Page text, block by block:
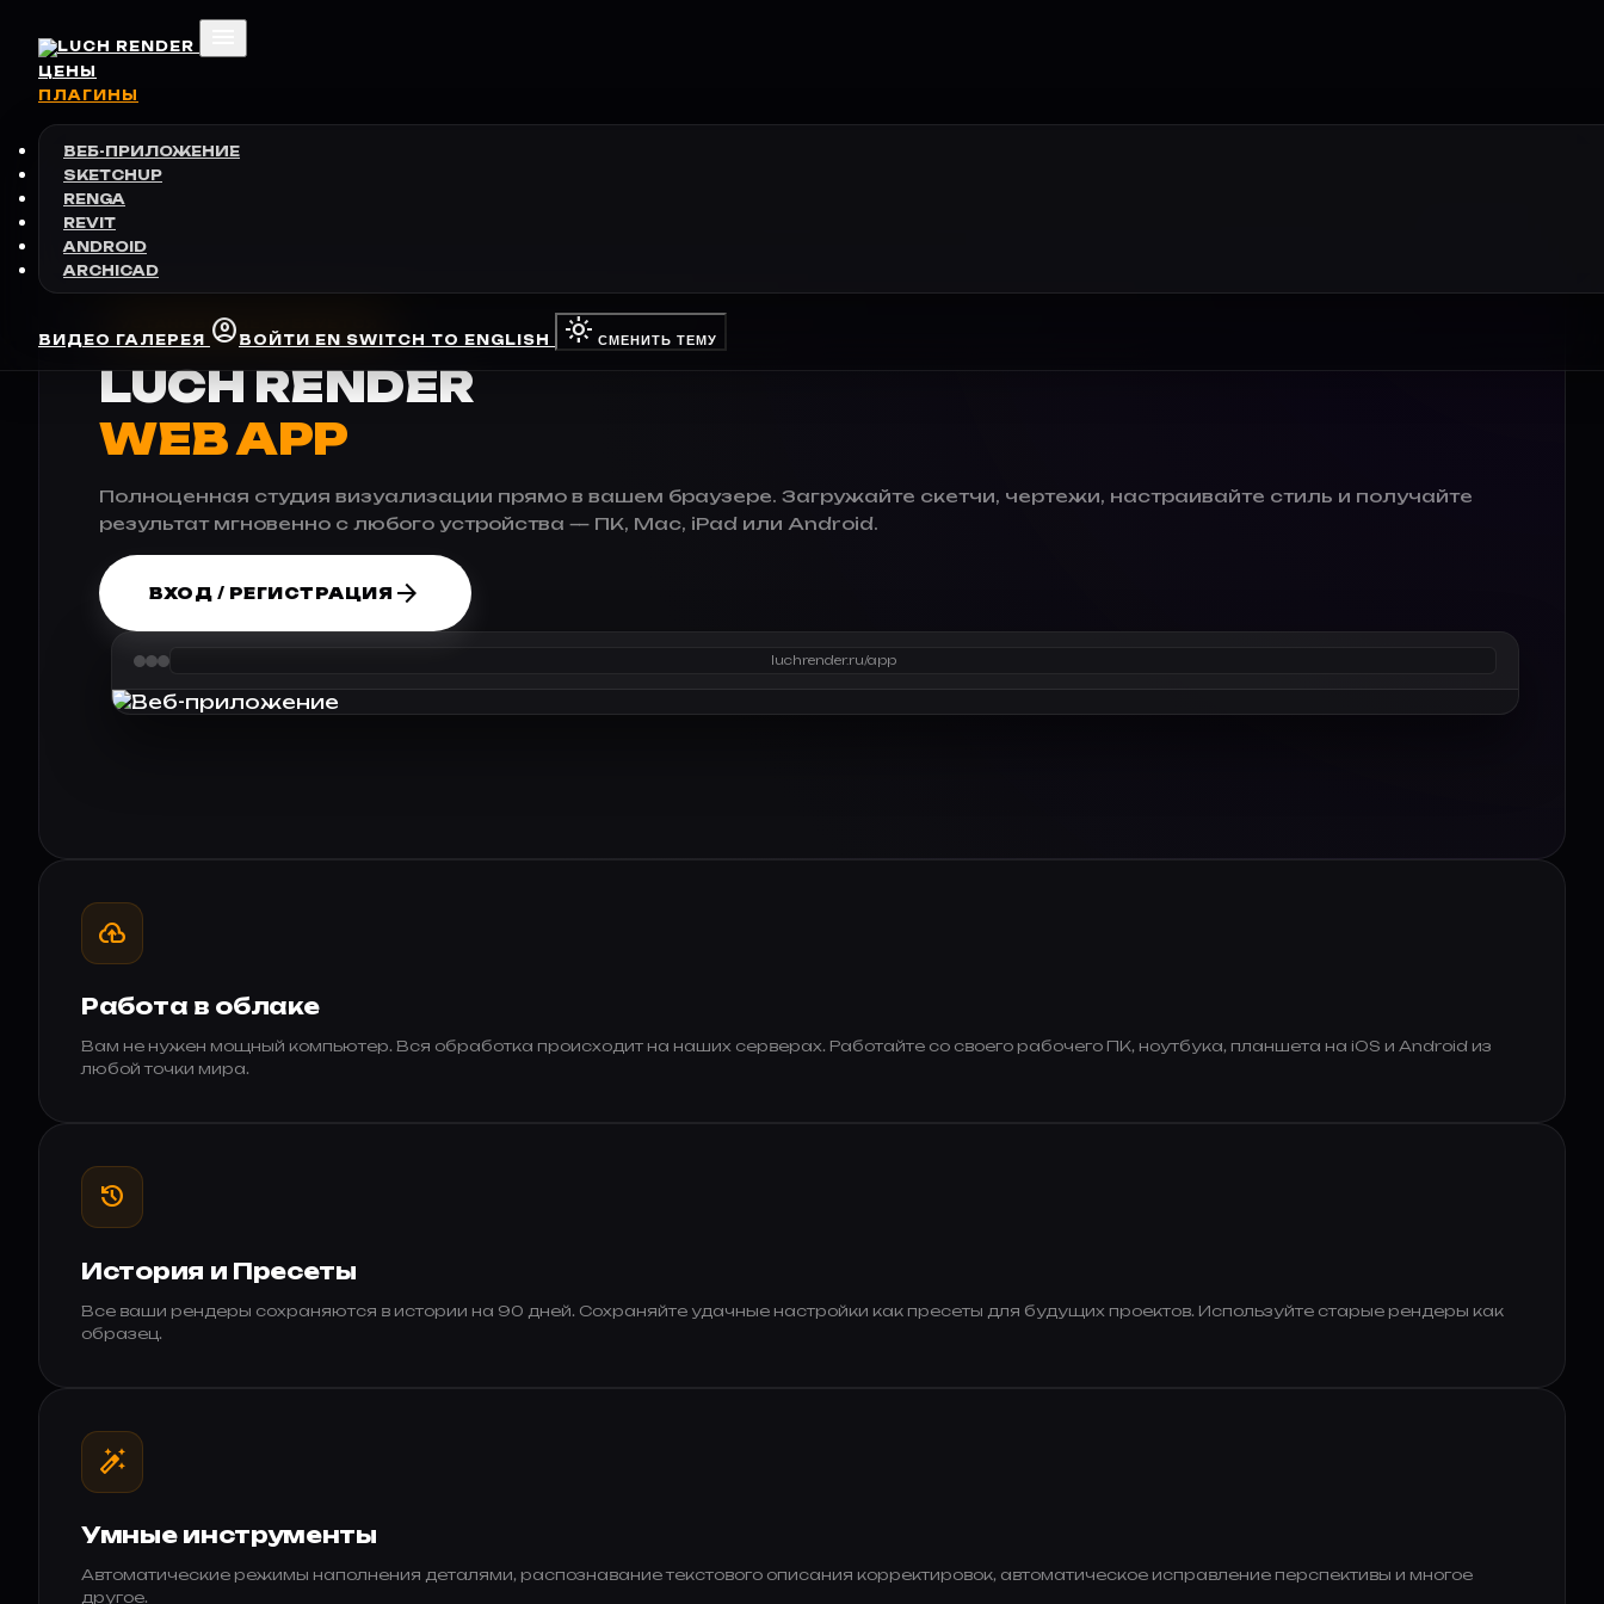
ЦЕНЫ
ПЛАГИНЫ
ВЕБ-ПРИЛОЖЕНИЕ
SKETCHUP
RENGA
REVIT
ANDROID
ARCHICAD
ВИДЕО ГАЛЕРЕЯ account_circle ВОЙТИ EN SWITCH TO ENGLISH light_mode СМЕНИТЬ ТЕМУ
УСТАНОВКА НЕ ТРЕБУЕТСЯ
LUCH RENDER
WEB APP
Полноценная студия визуализации прямо в вашем браузере. Загружайте скетчи, чертежи, настраивайте стиль и получайте
результат мгновенно с любого устройства — ПК, Mac, iPad или Android.
ВХОД / РЕГИСТРАЦИЯ arrow_forward
luchrender.ru/app
cloud_upload
Работа в облаке
Вам не нужен мощный компьютер. Вся обработка происходит на наших серверах. Работайте со своего рабочего ПК, ноутбука, планшета на iOS и Android из
любой точки мира.
history
История и Пресеты
Все ваши рендеры сохраняются в истории на 90 дней. Сохраняйте удачные настройки как пресеты для будущих проектов. Используйте старые рендеры как
образец.
auto_fix_high
Умные инструменты
Автоматические режимы наполнения деталями, распознавание текстового описания корректировок, автоматическое исправление перспективы и многое
другое.